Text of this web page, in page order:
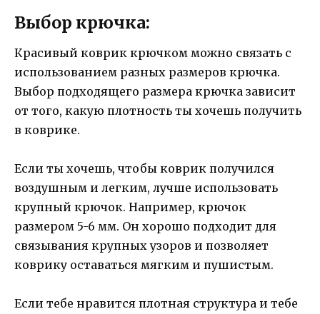
Выбор крючка:
Красивый коврик крючком можно связать с
использованием разных размеров крючка.
Выбор подходящего размера крючка зависит
от того, какую плотность ты хочешь получить
в коврике.
Если ты хочешь, чтобы коврик получился
воздушным и легким, лучше использовать
крупный крючок. Например, крючок
размером 5-6 мм. Он хорошо подходит для
связывания крупных узоров и позволяет
коврику оставаться мягким и пушистым.
Если тебе нравится плотная структура и тебе